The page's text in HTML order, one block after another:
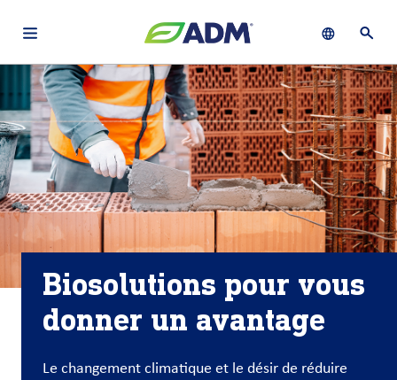
À
propos
d’ADM
Durabilité
Produit
et
et
français (Canada)
English (United States)
Chinese (Simplified, China)
Biosolutions pour vous
donner un avantage
Le changement climatique et le désir de réduire